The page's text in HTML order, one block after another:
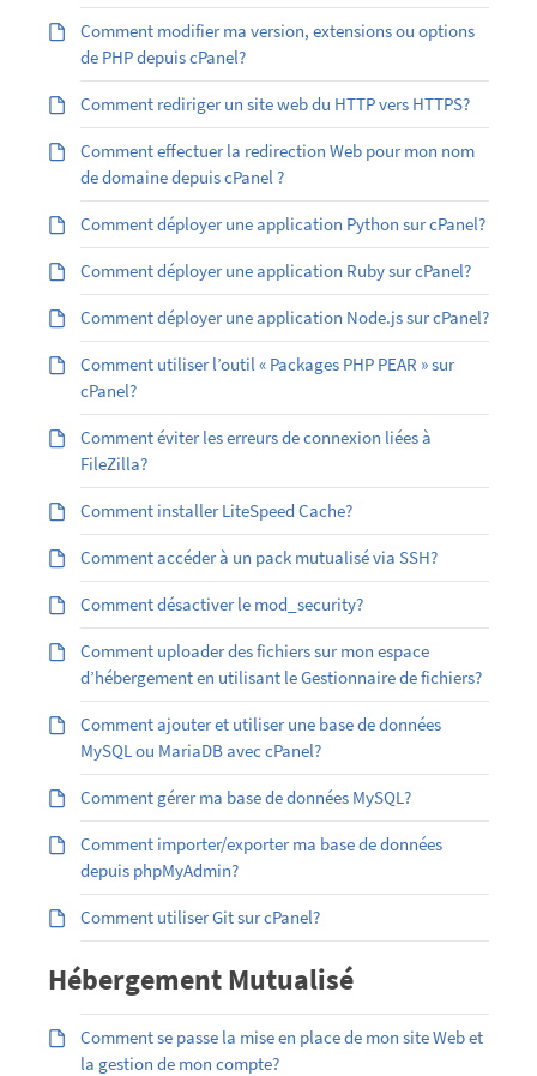
Comment modifier ma version, extensions ou options
de PHP depuis cPanel?
Comment rediriger un site web du HTTP vers HTTPS?
Comment effectuer la redirection Web pour mon nom
de domaine depuis cPanel ?
Comment déployer une application Python sur cPanel?
Comment déployer une application Ruby sur cPanel?
Comment déployer une application Node.js sur cPanel?
Comment utiliser l’outil « Packages PHP PEAR » sur
cPanel?
Comment éviter les erreurs de connexion liées à
FileZilla?
Comment installer LiteSpeed Cache?
Comment accéder à un pack mutualisé via SSH?
Comment désactiver le mod_security?
Comment uploader des fichiers sur mon espace
d’hébergement en utilisant le Gestionnaire de fichiers?
Comment ajouter et utiliser une base de données
MySQL ou MariaDB avec cPanel?
Comment gérer ma base de données MySQL?
Comment importer/exporter ma base de données
depuis phpMyAdmin?
Comment utiliser Git sur cPanel?
Hébergement Mutualisé
Comment se passe la mise en place de mon site Web et
la gestion de mon compte?